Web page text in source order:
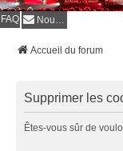
FAQ Nous contacter
Accueil du forum
Supprimer les
Êtes-vous sûr de